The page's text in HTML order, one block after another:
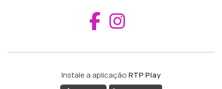
Aceder ao
Instale a aplicação RTP Play